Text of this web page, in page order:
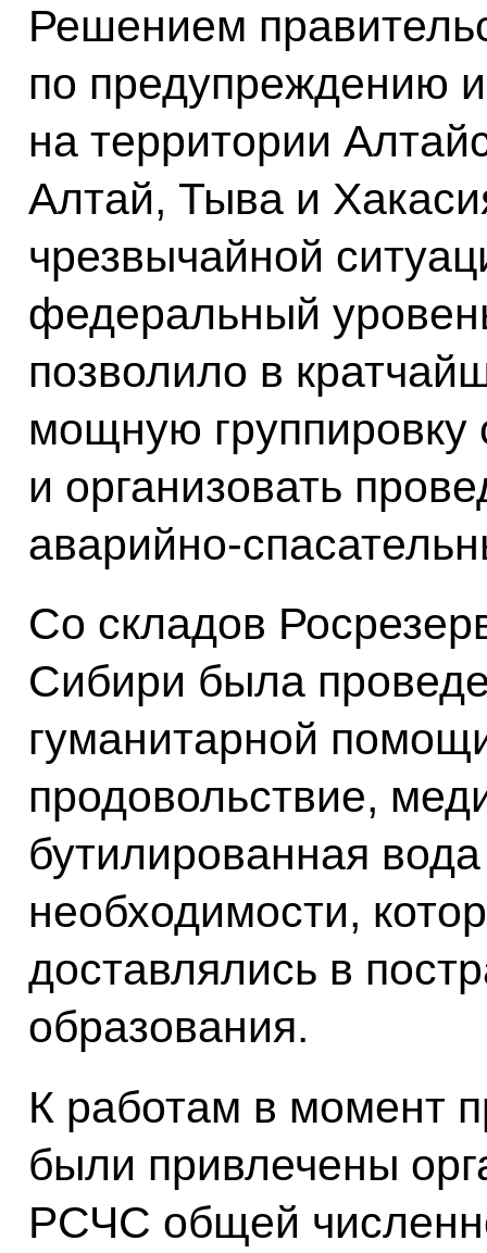
Решением
по предупреждению
на территории
Алтай, Тыва и
чрезвычайной
федеральный
позволило в
мощную группировку
и организовать
аварийно-
Со складов
Сибири была
гуманитарной
продовольствие,
бутилированная
необходимости,
доставлялись в
образования.
К работам в момент
были привлечены
РСЧС общей